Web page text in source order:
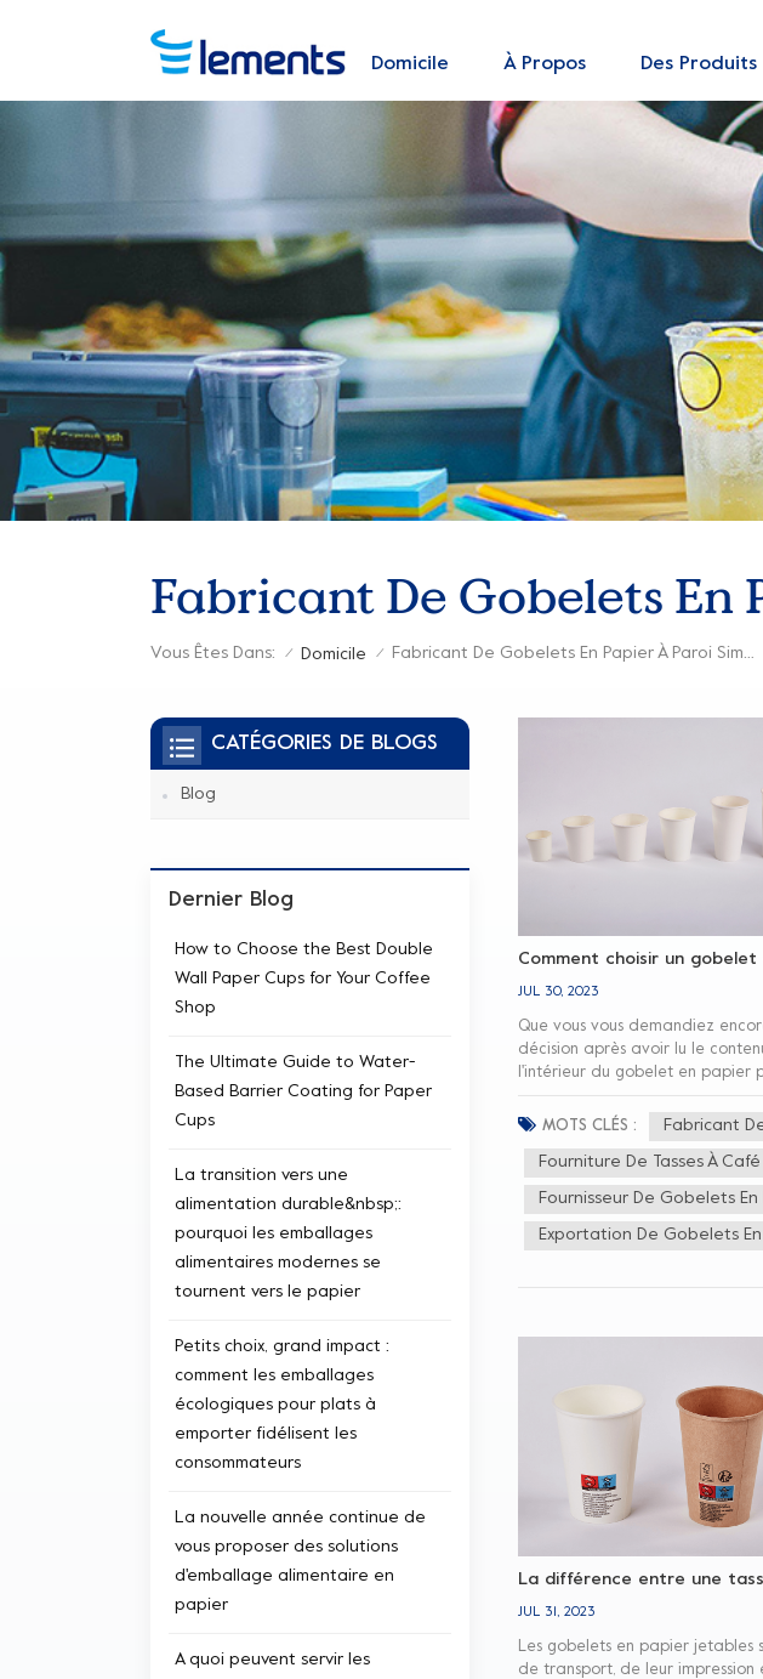
Domicile À Propos Des Produits
Fabricant De Gobelets En
Vous Êtes Dans: / Domicile / Fabricant De Gobelets En Papier À Paroi Simple
Comment choisir un
JUL 30, 2023
Que vous vous demandiez
décision après avoir lu le
l'intérieur du gobelet en papier
résistance à l'eau du gobelet et
pour contenir des boissons
papier, chacun a une couche
coupelle entre en contact avec
longtemps, la tasse deviendra
gobelet pour améliorer la
Par conséquent, les gobelets
MOTS CLÉS : Fabricant
Fourniture De Tasses À
Fournisseur De Gobelets
Exportation De Gobelets
La différence entre une
JUL 31, 2023
Les gobelets en papier jetables
de transport, de leur impression
CATÉGORIES DE BLOGS
Blog
Dernier Blog
How to Choose the Best Double
Wall Paper Cups for Your Coffee
Shop
The Ultimate Guide to Water-
Based Barrier Coating for Paper
Cups
La transition vers une
alimentation durable&nbsp;:
pourquoi les emballages
alimentaires modernes se
tournent vers le papier
Petits choix, grand impact :
comment les emballages
écologiques pour plats à
emporter fidélisent les
consommateurs
La nouvelle année continue de
vous proposer des solutions
d'emballage alimentaire en
papier
A quoi peuvent servir les